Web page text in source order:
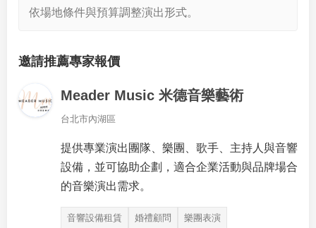
依場地條件與預算調整演出形式。
邀請推薦專家報價
Meader Music 米德音樂藝術
台北市內湖區
提供專業演出團隊、樂團、歌手、主持人與音響
設備，並可協助企劃，適合企業活動與品牌場合
的音樂演出需求。
音響設備租賃 婚禮顧問 樂團表演